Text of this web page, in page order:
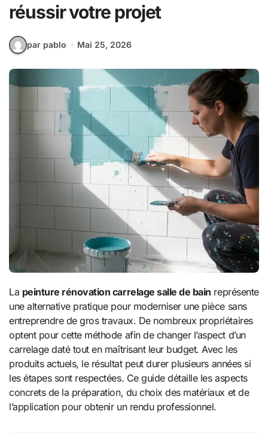
réussir votre projet
par pablo Mai 25, 2026
La peinture rénovation carrelage salle de bain représente
une alternative pratique pour moderniser une pièce sans
entreprendre de gros travaux. De nombreux propriétaires
optent pour cette méthode afin de changer l’aspect d’un
carrelage daté tout en maîtrisant leur budget. Avec les
produits actuels, le résultat peut durer plusieurs années si
les étapes sont respectées. Ce guide détaille les aspects
concrets de la préparation, du choix des matériaux et de
l’application pour obtenir un rendu professionnel.